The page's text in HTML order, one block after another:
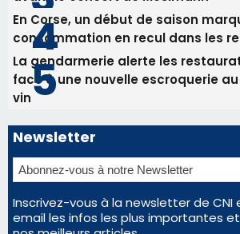
Les plus lus
Satine Nomary est la nouvelle Miss
Éclipse du 12 août : la Corse aux
d'un spectacle qui ne reviendra pas
Bastia – Le festival Porto Latino
avant le concert de Mosimann
En Corse, un début de saison
consommation en recul dans les